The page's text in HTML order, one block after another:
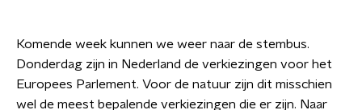
Komende week kunnen we weer naar de stembus.
Donderdag zijn in Nederland de verkiezingen voor het
Europees Parlement. Voor de natuur zijn dit misschien
wel de meest bepalende verkiezingen die er zijn. Naar